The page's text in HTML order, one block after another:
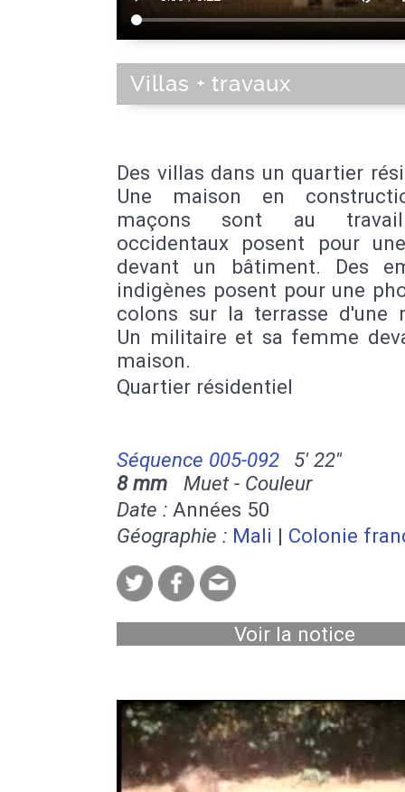
Villas + travaux
Des villas dans un quartier
Une maison en
maçons sont au
occidentaux posent pour
devant un bâtiment. Des
indigènes posent pour une
colons sur la terrasse d'une
Un militaire et sa femme
maison.
Quartier résidentiel
Séquence 005-092
5' 22''
8 mm Muet - Couleur
Date : Années 50
Géographie : Mali | Colonie
Voir la notice